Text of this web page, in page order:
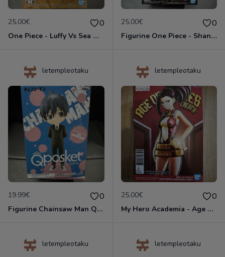
25.00€ 0
One Piece - Luffy Vs Sea Monster - Figurine WCF World Collectable - Banpresto
25.00€ 0
Figurine One Piece - Shanks - The Grandline Series - Banpresto
letempleotaku
19.99€ 0
Figurine Chainsaw Man QPosket - Aki Hayakawa - Banpresto !
letempleotaku
25.00€ 0
My Hero Academia - Age of Heroes Momo Yaoyorozu - Figurine Banpresto
letempleotaku letempleotaku